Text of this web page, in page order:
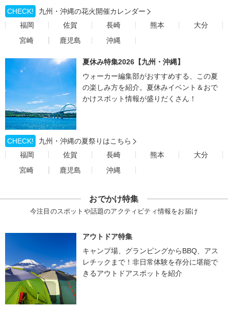
CHECK!
九州・沖縄の花火開催カレンダー
福岡
佐賀 長崎 熊本
大分
宮崎
鹿児島 沖縄
夏休み特集2026【九州・沖縄】
ウォーカー編集部がおすすめする、この夏
の楽しみ方を紹介。夏休みイベント＆おで
かけスポット情報が盛りだくさん！
CHECK!
九州・沖縄の夏祭りはこちら
福岡
佐賀 長崎 熊本
大分
宮崎
鹿児島 沖縄
おでかけ特集
今注目のスポットや話題のアクティビティ情報をお届け
アウトドア特集
キャンプ場、グランピングからBBQ、アス
レチックまで！非日常体験を存分に堪能で
きるアウトドアスポットを紹介